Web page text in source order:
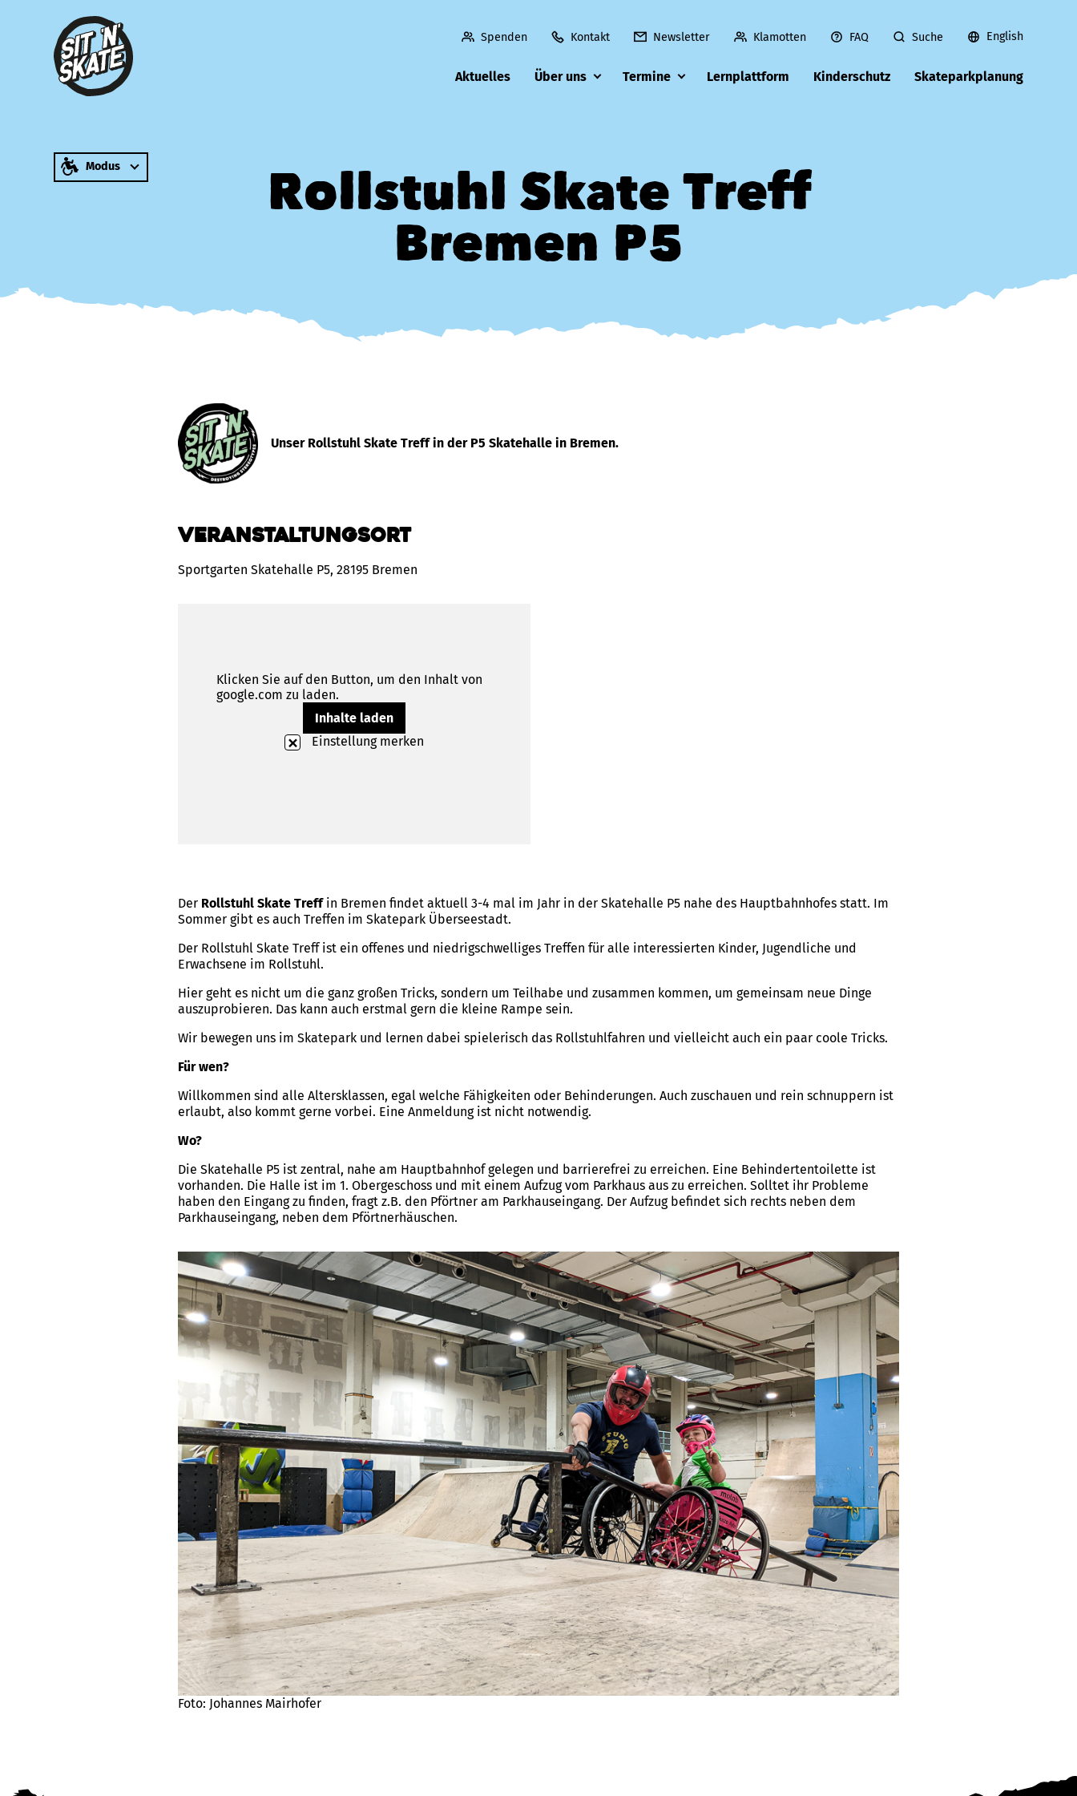
Modus
Aktuelles Über uns Termine Lernplattform Kinderschutz Skateparkplanung
Spenden Kontakt Newsletter Klamotten FAQ Suche English
Rollstuhl Skate Treff
Bremen P5
Unser Rollstuhl Skate Treff in der P5 Skatehalle in Bremen.
Veranstaltungsort
Sportgarten Skatehalle P5, 28195 Bremen
Klicken Sie auf den Button, um den Inhalt von
google.com zu laden.
Inhalte laden
Einstellung merken
Der Rollstuhl Skate Treff in Bremen findet aktuell 3-4 mal im Jahr in der Skatehalle P5 nahe des Hauptbahnhofes statt. Im
Sommer gibt es auch Treffen im Skatepark Überseestadt.
Der Rollstuhl Skate Treff ist ein offenes und niedrigschwelliges Treffen für alle interessierten Kinder, Jugendliche und
Erwachsene im Rollstuhl.
Hier geht es nicht um die ganz großen Tricks, sondern um Teilhabe und zusammen kommen, um gemeinsam neue Dinge
auszuprobieren. Das kann auch erstmal gern die kleine Rampe sein.
Wir bewegen uns im Skatepark und lernen dabei spielerisch das Rollstuhlfahren und vielleicht auch ein paar coole Tricks.
Für wen?
Willkommen sind alle Altersklassen, egal welche Fähigkeiten oder Behinderungen. Auch zuschauen und rein schnuppern ist
erlaubt, also kommt gerne vorbei. Eine Anmeldung ist nicht notwendig.
Wo?
Die Skatehalle P5 ist zentral, nahe am Hauptbahnhof gelegen und barrierefrei zu erreichen. Eine Behindertentoilette ist
vorhanden. Die Halle ist im 1. Obergeschoss und mit einem Aufzug vom Parkhaus aus zu erreichen. Solltet ihr Probleme
haben den Eingang zu finden, fragt z.B. den Pförtner am Parkhauseingang. Der Aufzug befindet sich rechts neben dem
Parkhauseingang, neben dem Pförtnerhäuschen.
Foto: Johannes Mairhofer